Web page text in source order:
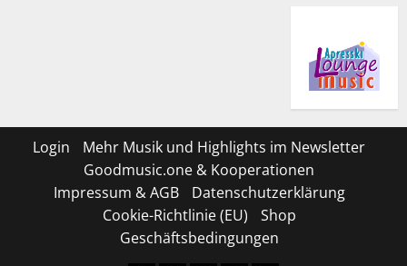
Login
Mehr Musik und Highlights im Newsletter
Goodmusic.one & Kooperationen
Impressum & AGB
Datenschutzerklärung
Cookie-Richtlinie (EU)
Shop
Geschäftsbedingungen